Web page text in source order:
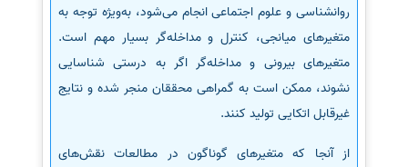
روانشناسی و علوم اجتماعی انجام می‌شود، به‌ویژه توجه به
متغیرهای میانجی، کنترل و مداخله‌گر بسیار مهم است.
متغیرهای بیرونی و مداخله‌گر اگر به درستی شناسایی
نشوند، ممکن است به گمراهی محققان منجر شده و نتایج
غیرقابل اتکایی تولید کنند.
از آنجا که متغیرهای گوناگون در مطالعات نقش‌های